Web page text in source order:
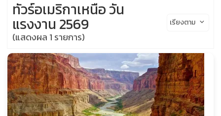
calendar_month
ทัวร์อเมริกาเหนือ วัน
แรงงาน 2569
(แสดงผล 1 รายการ)
เรียงตาม keyboard_arrow_down